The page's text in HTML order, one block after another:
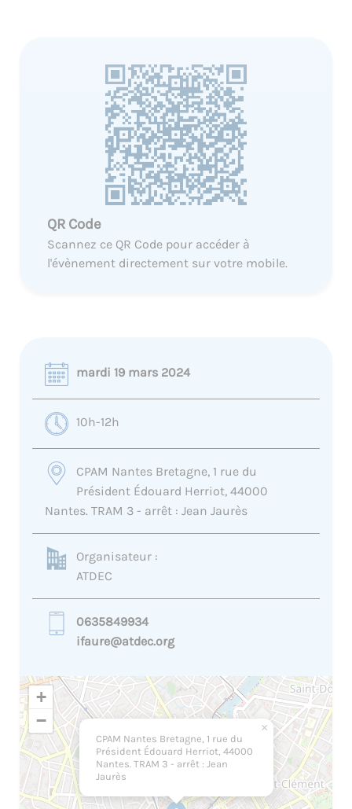
QR Code
Scannez ce QR Code pour accéder à
l'évènement directement sur votre mobile.
mardi 19 mars 2024
10h-12h
CPAM Nantes Bretagne, 1 rue du
Président Édouard Herriot, 44000
Nantes. TRAM 3 - arrêt : Jean Jaurès
Organisateur :
ATDEC
0635849934
ifaure@atdec.org
CPAM Nantes Bretagne, 1 rue du
Président Édouard Herriot, 44000
Nantes. TRAM 3 - arrêt : Jean
Jaurès
×
+
−